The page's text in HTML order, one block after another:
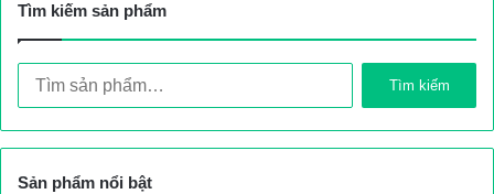
Tìm kiếm sản phẩm
kiếm:
Tìm kiếm
Sản phẩm nổi bật